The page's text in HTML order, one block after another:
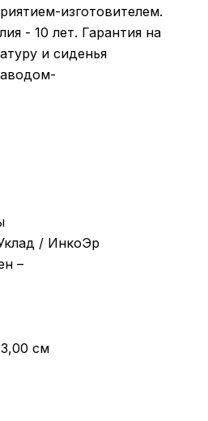
изготовителем.
- 10 лет. Гарантия на
и сиденья
/ ИнкоЭр
–
x В73,00 см